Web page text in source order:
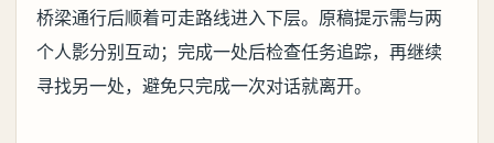
桥梁通行后顺着可走路线进入下层。原稿提示需与两
个人影分别互动；完成一处后检查任务追踪，再继续
寻找另一处，避免只完成一次对话就离开。